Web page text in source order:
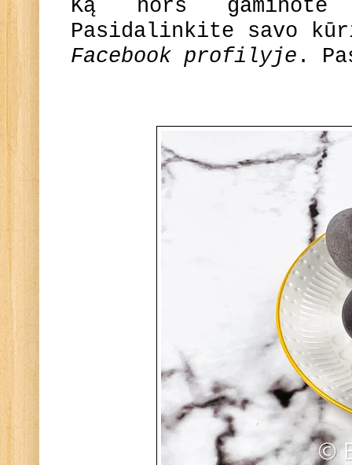
Ką nors
Pasidalinkite savo
Facebook profilyje .